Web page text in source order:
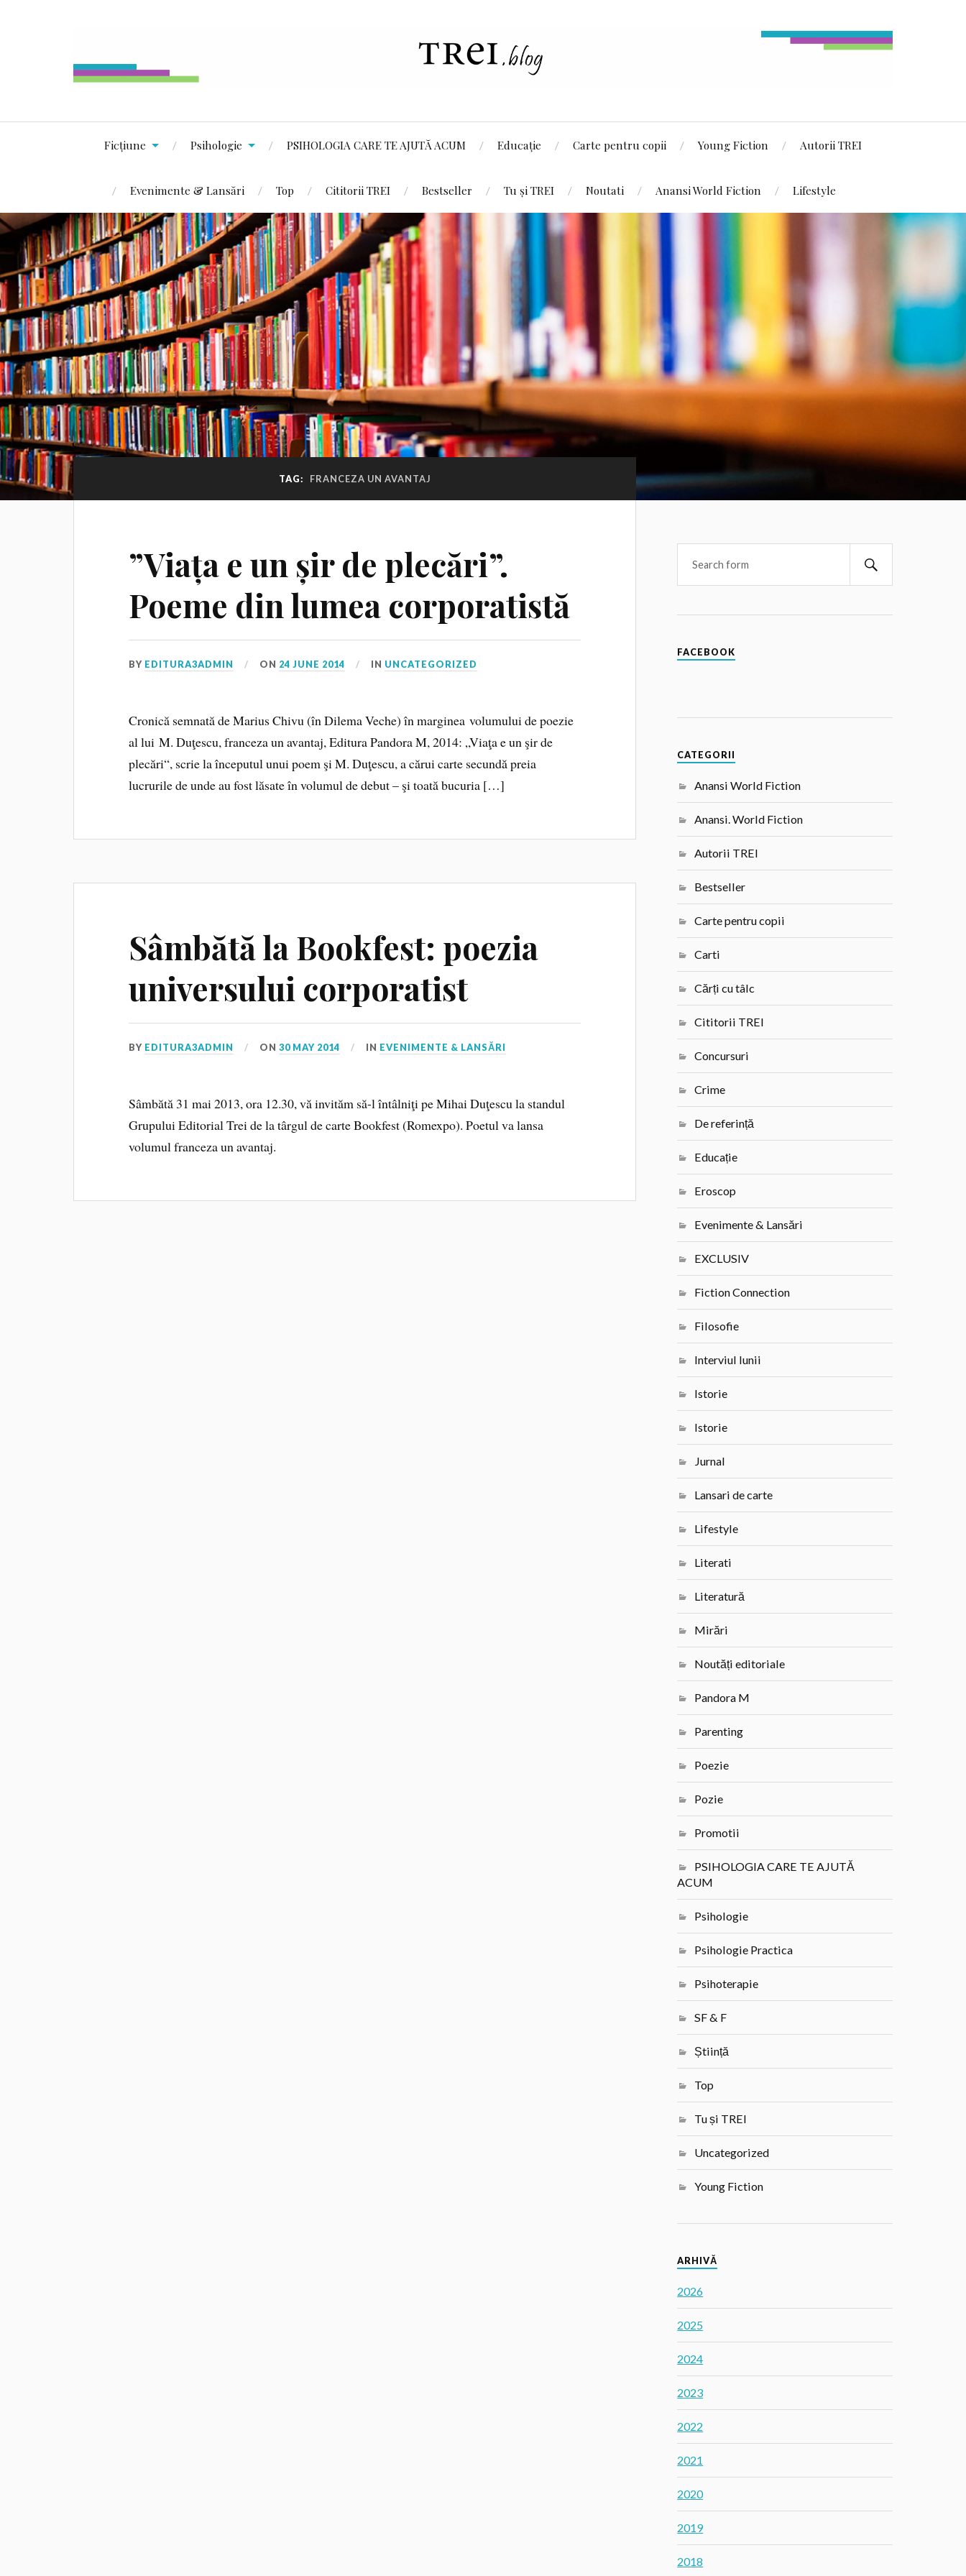
Ficțiune Psihologie PSIHOLOGIA CARE TE AJUTĂ ACUM Educație Carte pentru copii Young Fiction Autorii TREI
Evenimente & Lansări Top Cititorii TREI Bestseller Tu și TREI Noutati Anansi World Fiction Lifestyle
TAG: FRANCEZA UN AVANTAJ
”Viața e un șir de plecări”.
Poeme din lumea corporatistă
BY EDITURA3ADMIN ON 24 JUNE 2014 IN UNCATEGORIZED
Cronică semnată de Marius Chivu (în Dilema Veche) în marginea volumului de poezie
al lui M. Duţescu, franceza un avantaj, Editura Pandora M, 2014: „Viaţa e un şir de
plecări“, scrie la începutul unui poem şi M. Duţescu, a cărui carte secundă preia
lucrurile de unde au fost lăsate în volumul de debut – şi toată bucuria […]
Sâmbătă la Bookfest: poezia
universului corporatist
BY EDITURA3ADMIN ON30 MAY 2014 IN EVENIMENTE & LANSĂRI
Sâmbătă 31 mai 2013, ora 12.30, vă invităm să-l întâlniţi pe Mihai Duţescu la standul
Grupului Editorial Trei de la târgul de carte Bookfest (Romexpo). Poetul va lansa
volumul franceza un avantaj.
FACEBOOK
CATEGORII
Anansi World Fiction
Anansi. World Fiction
Autorii TREI
Bestseller
Carte pentru copii
Carti
Cărți cu tâlc
Cititorii TREI
Concursuri
Crime
De referință
Educație
Eroscop
Evenimente & Lansări
EXCLUSIV
Fiction Connection
Filosofie
Interviul lunii
Istorie
Istorie
Jurnal
Lansari de carte
Lifestyle
Literati
Literatură
Mirări
Noutăți editoriale
Pandora M
Parenting
Poezie
Pozie
Promotii
PSIHOLOGIA CARE TE AJUTĂ
ACUM
Psihologie
Psihologie Practica
Psihoterapie
SF & F
Știință
Top
Tu și TREI
Uncategorized
Young Fiction
ARHIVĂ
2026
2025
2024
2023
2022
2021
2020
2019
2018